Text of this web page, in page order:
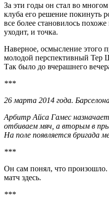
За эти годы он стал во
клуба его решение покинуть
все более становилось
уходит, и точка.
Наверное, осмысление этого
молодой перспективный Тер
Так было до вчерашнего
***
26 марта 2014 года.
Арбитр Айса Гамес
отбиваем мяч, а вторым в
На поле появляется бригада
***
Он сам понял, что
матч здесь.
***